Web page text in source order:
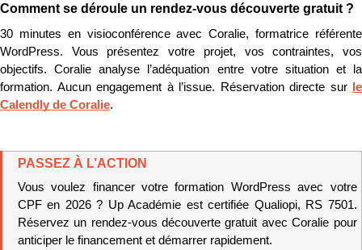
Comment se déroule un rendez-vous découverte gratuit ?
30 minutes en visioconférence avec Coralie, formatrice référente
WordPress. Vous présentez votre projet, vos contraintes, vos
objectifs. Coralie analyse l’adéquation entre votre situation et la
formation. Aucun engagement à l’issue. Réservation directe sur le
Calendly de Coralie.
PASSEZ À L’ACTION
Vous voulez financer votre formation WordPress avec votre
CPF en 2026 ? Up Académie est certifiée Qualiopi, RS 7501.
Réservez un rendez-vous découverte gratuit avec Coralie pour
anticiper le financement et démarrer rapidement.